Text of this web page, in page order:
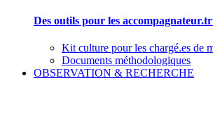
Des outils pour les
Kit culture pour les chargé.es de
Documents méthodologiques
OBSERVATION & RECHERCHE